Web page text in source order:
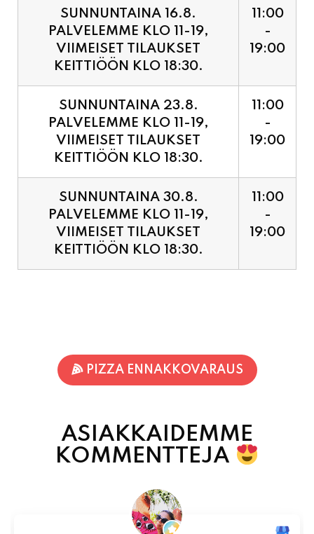
KEITTIÖÖN KLO 18:30.
SUNNUNTAINA 23.8.
PALVELEMME KLO 11-19,
VIIMEISET TILAUKSET
KEITTIÖÖN KLO 18:30.
11:00
19:00
SUNNUNTAINA 30.8.
PALVELEMME KLO 11-19,
VIIMEISET TILAUKSET
KEITTIÖÖN KLO 18:30.
11:00
19:00
ASIAKKAIDEMME
Jaakko Kontturi
Maukas ruoka laadukkaista raaka-